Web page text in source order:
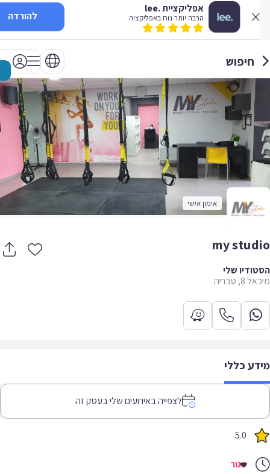
אפליקציית .lee
הרבה יותר נוח באפליקציה להורדה
חיפוש
אימון אישי
my
שלי
טבריה
כללי
לצפייה באירועים שלי בעסק זה
5.0
סגור